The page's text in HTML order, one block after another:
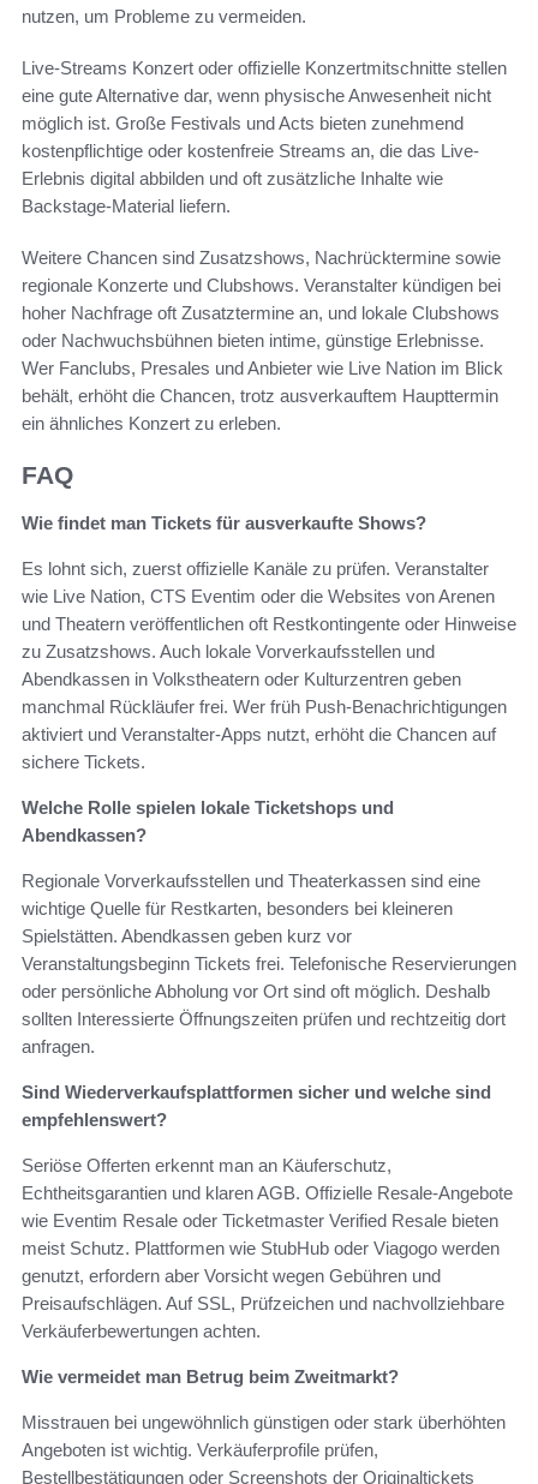
nutzen, um Probleme zu vermeiden.
Live-Streams Konzert oder offizielle Konzertmitschnitte stellen
eine gute Alternative dar, wenn physische Anwesenheit nicht
möglich ist. Große Festivals und Acts bieten zunehmend
kostenpflichtige oder kostenfreie Streams an, die das Live-
Erlebnis digital abbilden und oft zusätzliche Inhalte wie
Backstage-Material liefern.
Weitere Chancen sind Zusatzshows, Nachrücktermine sowie
regionale Konzerte und Clubshows. Veranstalter kündigen bei
hoher Nachfrage oft Zusatztermine an, und lokale Clubshows
oder Nachwuchsbühnen bieten intime, günstige Erlebnisse.
Wer Fanclubs, Presales und Anbieter wie Live Nation im Blick
behält, erhöht die Chancen, trotz ausverkauftem Haupttermin
ein ähnliches Konzert zu erleben.
FAQ
Wie findet man Tickets für ausverkaufte Shows?
Es lohnt sich, zuerst offizielle Kanäle zu prüfen. Veranstalter
wie Live Nation, CTS Eventim oder die Websites von Arenen
und Theatern veröffentlichen oft Restkontingente oder Hinweise
zu Zusatzshows. Auch lokale Vorverkaufsstellen und
Abendkassen in Volkstheatern oder Kulturzentren geben
manchmal Rückläufer frei. Wer früh Push-Benachrichtigungen
aktiviert und Veranstalter-Apps nutzt, erhöht die Chancen auf
sichere Tickets.
Welche Rolle spielen lokale Ticketshops und
Abendkassen?
Regionale Vorverkaufsstellen und Theaterkassen sind eine
wichtige Quelle für Restkarten, besonders bei kleineren
Spielstätten. Abendkassen geben kurz vor
Veranstaltungsbeginn Tickets frei. Telefonische Reservierungen
oder persönliche Abholung vor Ort sind oft möglich. Deshalb
sollten Interessierte Öffnungszeiten prüfen und rechtzeitig dort
anfragen.
Sind Wiederverkaufsplattformen sicher und welche sind
empfehlenswert?
Seriöse Offerten erkennt man an Käuferschutz,
Echtheitsgarantien und klaren AGB. Offizielle Resale-Angebote
wie Eventim Resale oder Ticketmaster Verified Resale bieten
meist Schutz. Plattformen wie StubHub oder Viagogo werden
genutzt, erfordern aber Vorsicht wegen Gebühren und
Preisaufschlägen. Auf SSL, Prüfzeichen und nachvollziehbare
Verkäuferbewertungen achten.
Wie vermeidet man Betrug beim Zweitmarkt?
Misstrauen bei ungewöhnlich günstigen oder stark überhöhten
Angeboten ist wichtig. Verkäuferprofile prüfen,
Bestellbestätigungen oder Screenshots der Originaltickets